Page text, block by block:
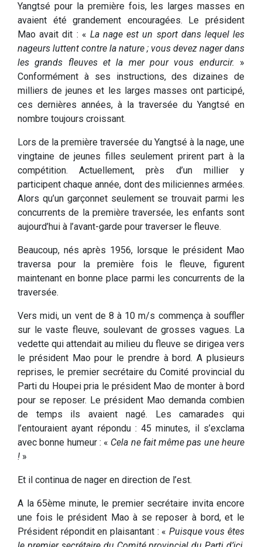
Yangtsé pour la première fois, les larges masses en
avaient été grandement encouragées. Le président
Mao avait dit : « La nage est un sport dans lequel les
nageurs luttent contre la nature ; vous devez nager dans
les grands fleuves et la mer pour vous endurcir. »
Conformément à ses instructions, des dizaines de
milliers de jeunes et les larges masses ont participé,
ces dernières années, à la traversée du Yangtsé en
nombre toujours croissant.
Lors de la première traversée du Yangtsé à la nage, une
vingtaine de jeunes filles seulement prirent part à la
compétition. Actuellement, près d’un millier y
participent chaque année, dont des miliciennes armées.
Alors qu’un garçonnet seulement se trouvait parmi les
concurrents de la première traversée, les enfants sont
aujourd’hui à l’avant-garde pour traverser le fleuve.
Beaucoup, nés après 1956, lorsque le président Mao
traversa pour la première fois le fleuve, figurent
maintenant en bonne place parmi les concurrents de la
traversée.
Vers midi, un vent de 8 à 10 m/s commença à souffler
sur le vaste fleuve, soulevant de grosses vagues. La
vedette qui attendait au milieu du fleuve se dirigea vers
le président Mao pour le prendre à bord. A plusieurs
reprises, le premier secrétaire du Comité provincial du
Parti du Houpei pria le président Mao de monter à bord
pour se reposer. Le président Mao demanda combien
de temps ils avaient nagé. Les camarades qui
l’entouraient ayant répondu : 45 minutes, il s’exclama
avec bonne humeur : « Cela ne fait même pas une heure
! »
Et il continua de nager en direction de l’est.
A la 65ème minute, le premier secrétaire invita encore
une fois le président Mao à se reposer à bord, et le
Président répondit en plaisantant : « Puisque vous êtes